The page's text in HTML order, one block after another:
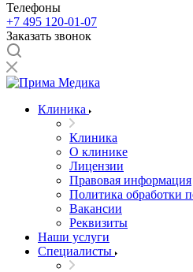
Телефоны
+7 495 120-01-07
Заказать звонок
Клиника
Клиника
О клинике
Лицензии
Правовая информация
Политика обработки
Вакансии
Реквизиты
Наши услуги
Специалисты